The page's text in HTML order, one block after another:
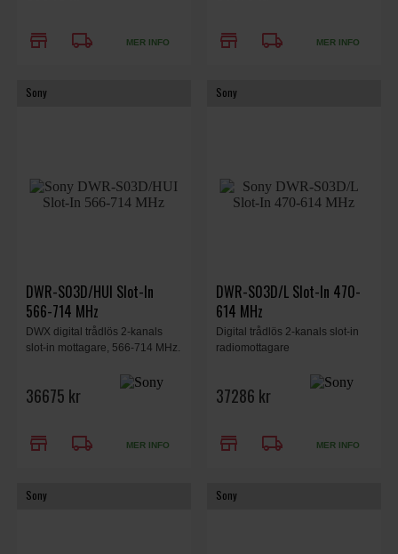
store local_shipping MER INFO store local_shipping MER INFO
Sony
DWR-S03D/HUI Slot-In
566-714 MHz
DWX digital trådlös 2-kanals
slot-in mottagare, 566-714 MHz.
36675 kr
store local_shipping MER INFO
Sony
DWR-S03D/L Slot-In 470-
614 MHz
Digital trådlös 2-kanals slot-in
radiomottagare
37286 kr
store local_shipping MER INFO
Sony Sony